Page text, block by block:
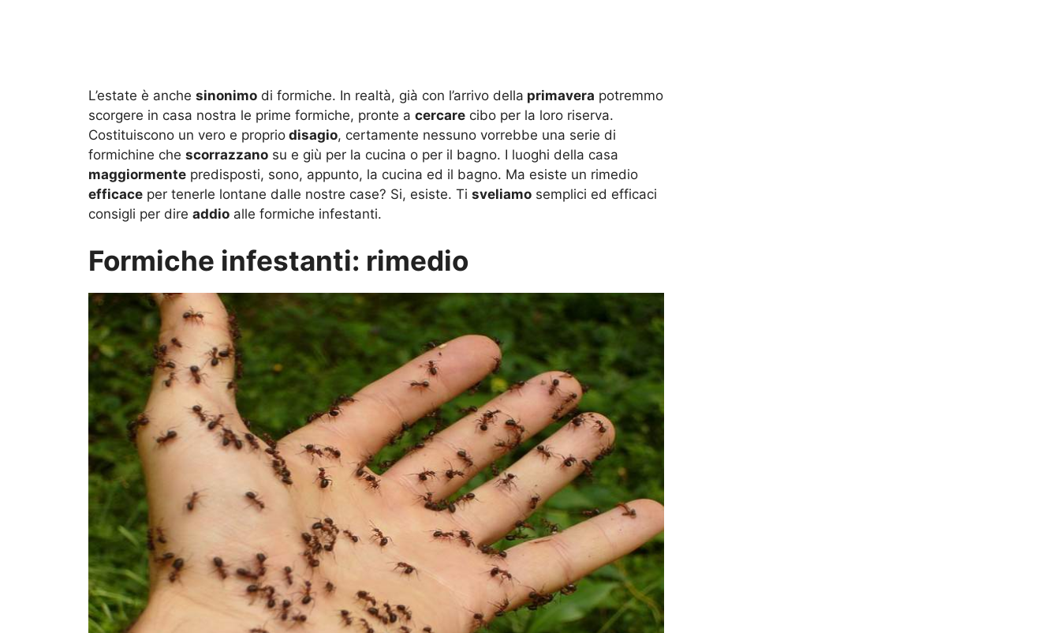
L’estate è anche sinonimo di formiche. In realtà, già con l’arrivo della primavera potremmo
scorgere in casa nostra le prime formiche, pronte a cercare cibo per la loro riserva.
Costituiscono un vero e proprio disagio, certamente nessuno vorrebbe una serie di
formichine che scorrazzano su e giù per la cucina o per il bagno. I luoghi della casa
maggiormente predisposti, sono, appunto, la cucina ed il bagno. Ma esiste un rimedio
efficace per tenerle lontane dalle nostre case? Si, esiste. Ti sveliamo semplici ed efficaci
consigli per dire addio alle formiche infestanti.
Formiche infestanti: rimedio